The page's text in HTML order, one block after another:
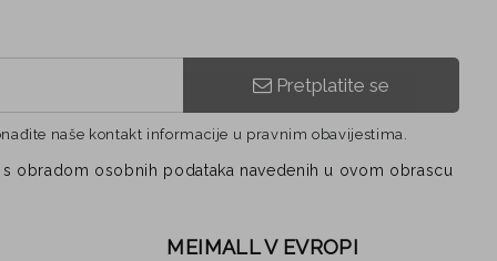
Pretplatite se
naše kontakt informacije u pravnim obavijestima.
obradom osobnih podataka navedenih u ovom obrascu
MEIMALL V EVROPI